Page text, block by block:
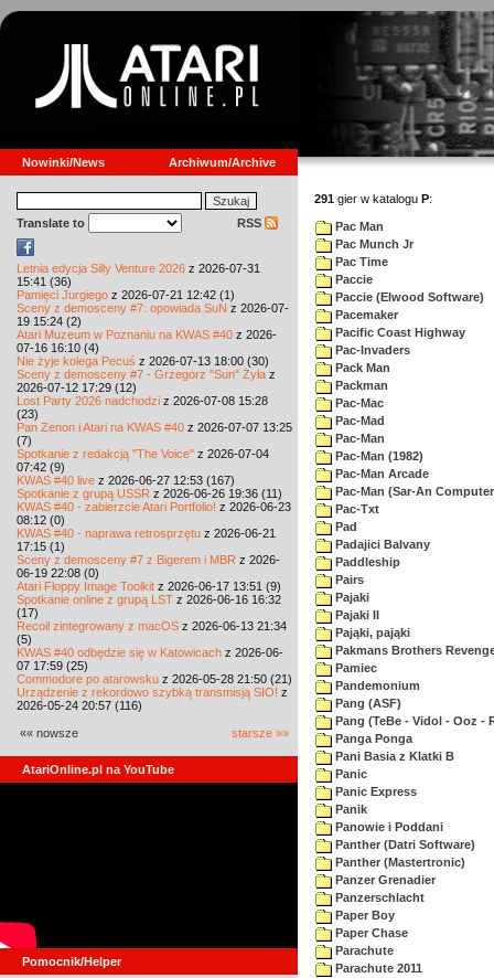
Nowinki/News Archiwum/Archive
Translate to RSS
Letnia edycja Silly Venture 2026 z 2026-07-31
15:41 (36)
Pamięci Jurgiego z 2026-07-21 12:42 (1)
Sceny z demosceny #7: opowiada SuN z 2026-07-
19 15:24 (2)
Atari Muzeum w Poznaniu na KWAS #40 z 2026-
07-16 16:10 (4)
Nie żyje kolega Pecuś z 2026-07-13 18:00 (30)
Sceny z demosceny #7 - Grzegorz "Sun" Żyła z
2026-07-12 17:29 (12)
Lost Party 2026 nadchodzi z 2026-07-08 15:28
(23)
Pan Zenon i Atari na KWAS #40 z 2026-07-07 13:25
(7)
Spotkanie z redakcją "The Voice" z 2026-07-04
07:42 (9)
KWAS #40 live z 2026-06-27 12:53 (167)
Spotkanie z grupą USSR z 2026-06-26 19:36 (11)
KWAS #40 - zabierzcie Atari Portfolio! z 2026-06-23
08:12 (0)
KWAS #40 - naprawa retrosprzętu z 2026-06-21
17:15 (1)
Sceny z demosceny #7 z Bigerem i MBR z 2026-
06-19 22:08 (0)
Atari Floppy Image Toolkit z 2026-06-17 13:51 (9)
Spotkanie online z grupą LST z 2026-06-16 16:32
(17)
Recoil zintegrowany z macOS z 2026-06-13 21:34
(5)
KWAS #40 odbędzie się w Katowicach z 2026-06-
07 17:59 (25)
Commodore po atarowsku z 2026-05-28 21:50 (21)
Urządzenie z rekordowo szybką transmisją SIO! z
2026-05-24 20:57 (116)
«« nowsze starsze »»
AtariOnline.pl na YouTube
Pomocnik/Helper
291 gier w katalogu P:
Pac Man
Pac Munch Jr
Pac Time
Paccie
Paccie (Elwood Software)
Pacemaker
Pacific Coast Highway
Pac-Invaders
Pack Man
Packman
Pac-Mac
Pac-Mad
Pac-Man
Pac-Man (1982)
Pac-Man Arcade
Pac-Man (Sar-An
Pac-Txt
Pad
Padajici Balvany
Paddleship
Pairs
Pajaki
Pajaki II
Pająki, pająki
Pakmans Brothers
Pamiec
Pandemonium
Pang (ASF)
Pang (TeBe - Vidol - Ooz -
Panga Ponga
Pani Basia z Klatki B
Panic
Panic Express
Panik
Panowie i Poddani
Panther (Datri Software)
Panther (Mastertronic)
Panzer Grenadier
Panzerschlacht
Paper Boy
Paper Chase
Parachute
Parachute 2011